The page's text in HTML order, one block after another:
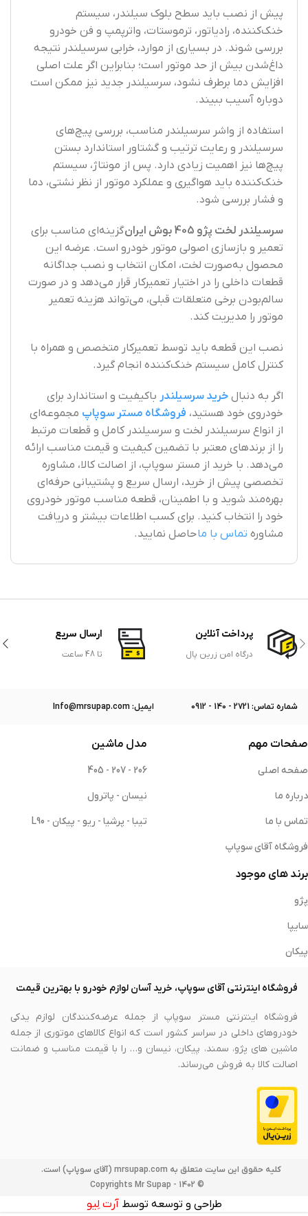
پیش از نصب باید سطح بلوک سیلندر، سیستم
خنک‌کننده، رادیاتور، ترموستات، واترپمپ و فن خودرو
بررسی شوند. در بسیاری از موارد، خرابی سرسیلندر نتیجه
داغ‌شدن بیش از حد موتور است؛ بنابراین اگر علت اصلی
افزایش دما برطرف نشود، سرسیلندر جدید نیز ممکن است
دوباره آسیب ببیند.
استفاده از واشر سرسیلندر مناسب، بررسی پیچ‌های
سرسیلندر و رعایت ترتیب و گشتاور استاندارد بستن
پیچ‌ها نیز اهمیت زیادی دارد. پس از مونتاژ، سیستم
خنک‌کننده باید هواگیری و عملکرد موتور از نظر نشتی، دما
و فشار بررسی شود.
سرسیلندر لخت پژو 405 بوش ایران
گزینه‌ای مناسب برای
تعمیر و بازسازی اصولی موتور خودرو است. عرضه این
محصول به‌صورت لخت، امکان انتخاب و نصب جداگانه
قطعات داخلی را در اختیار تعمیرکار قرار می‌دهد و در صورت
سالم‌بودن برخی متعلقات قبلی، می‌تواند هزینه تعمیر
موتور را مدیریت کند.
نصب این قطعه باید توسط تعمیرکار متخصص و همراه با
کنترل کامل سیستم خنک‌کننده انجام گیرد.
اگر به دنبال خرید سرسیلندر باکیفیت و استاندارد برای
خودروی خود هستید، فروشگاه مستر سوپاپ مجموعه‌ای
از انواع سرسیلندر لخت و سرسیلندر کامل و قطعات مرتبط
را از برندهای معتبر با تضمین کیفیت و قیمت مناسب ارائه
می‌دهد. با خرید از مستر سوپاپ، از اصالت کالا، مشاوره
تخصصی پیش از خرید، ارسال سریع و پشتیبانی حرفه‌ای
بهره‌مند شوید و با اطمینان، قطعه مناسب موتور خودروی
خود را انتخاب کنید. برای کسب اطلاعات بیشتر و دریافت
مشاوره تماس با ماحاصل نمایید.
پرداخت آنلاین
درگاه امن زرین پال
ارسال سریع
تا 48 ساعت
ﺷﻤﺎره ﺗﻤﺎس: 2721 - 140 - 0912 ایمیل: Info@mrsupap.com
صفحات مهم
صفحه اصلی
درباره ما
تماس با ما
فروشگاه آقای سوپاپ
مدل ماشین
206 - 207 - 405
نیسان - پاترول
تیبا - پرشیا - ریو - پیکان - L90
برند های موجود
پژو
سایپا
پیکان
فروشگاه اینترنتی آقای سوپاپ، خرید آسان لوازم خودرو با بهترین قیمت
فروشگاه اینترنتی مستر سوپاپ از جمله عرضه‌کنندگان لوازم یدکی
خودروهای داخلی در سراسر کشور است که انواع کالاهای موتوری از جمله
ماشین های پژو، سمند، پیکان، نیسان و… را با قیمت مناسب و ضمانت
اصالت کالا به فروش می‌رساند.
کلیه حقوق این سایت متعلق به mrsupap.com (آقای سوپاپ) است.
© Copyrights Mr Supap - 1402
طراحی و توسعه توسطآرت لِیو